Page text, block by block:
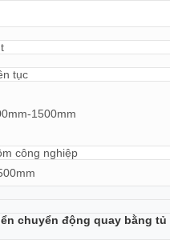
tục
1500mm
công nghiệp
chuyển động quay bằng tủ